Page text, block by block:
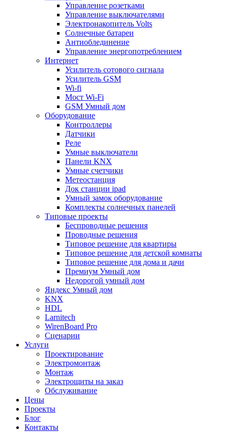
Управление розетками
Управление выключателями
Электронакопитель Volts
Солнечные батареи
Антиоблединение
Управление энергопотреблением
Интернет
Усилитель сотового сигнала
Усилитель GSM
Wi-fi
Мост Wi-Fi
GSM Умный дом
Оборудование
Контроллеры
Датчики
Реле
Умные выключатели
Панели KNX
Умные счетчики
Метеостанция
Док станции ipad
Умный замок оборудование
Комплекты солнечных панелей
Типовые проекты
Беспроводные решения
Проводные решения
Типовое решение для квартиры
Типовое решение для детской комнаты
Типовое решение для дома и дачи
Премиум Умный дом
Недорогой умный дом
Яндекс Умный дом
KNX
HDL
Larnitech
WirenBoard Pro
Сценарии
Услуги
Проектирование
Электромонтаж
Монтаж
Электрощиты на заказ
Обслуживание
Цены
Проекты
Блог
Контакты